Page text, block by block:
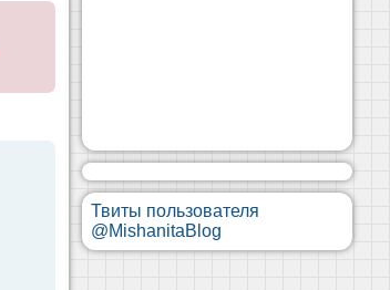
Твиты пользователя
@MishanitaBlog